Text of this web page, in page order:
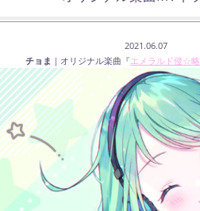
2021.06.07
チョま ｜オリジナル楽曲『エメラルド侵☆略